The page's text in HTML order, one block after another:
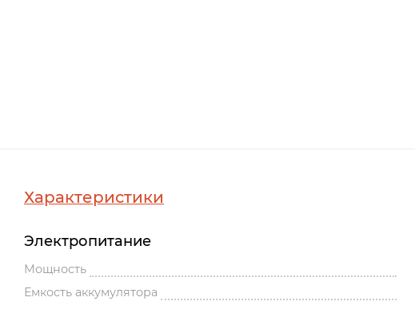
Характеристики
Электропитание
Мощность
Емкость аккумулятора